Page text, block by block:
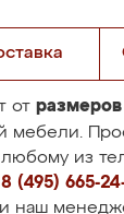
от
мебели.
из
8 (495) 665-
наш